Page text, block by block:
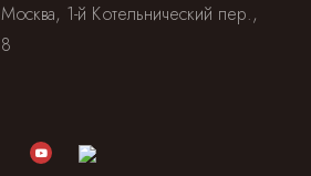
Москва, 1-й Котельнический пер.,
8